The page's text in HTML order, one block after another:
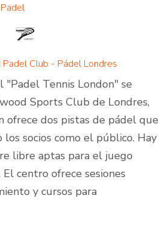
Club - Pádel Londres
"Padel Tennis London" se
Sports Club de Londres,
ofrece dos pistas de pádel que
socios como el público. Hay
libre aptas para el juego
centro ofrece sesiones
y cursos para